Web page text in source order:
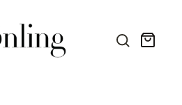
SØG HER